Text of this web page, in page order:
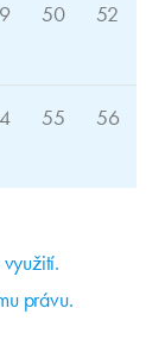
50 52
55 56
právu.